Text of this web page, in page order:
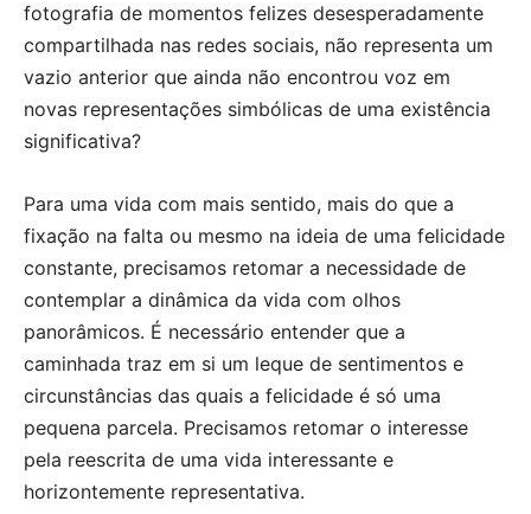
fotografia de momentos felizes desesperadamente
compartilhada nas redes sociais, não representa um
vazio anterior que ainda não encontrou voz em
novas representações simbólicas de uma existência
significativa?
Para uma vida com mais sentido, mais do que a
fixação na falta ou mesmo na ideia de uma felicidade
constante, precisamos retomar a necessidade de
contemplar a dinâmica da vida com olhos
panorâmicos. É necessário entender que a
caminhada traz em si um leque de sentimentos e
circunstâncias das quais a felicidade é só uma
pequena parcela. Precisamos retomar o interesse
pela reescrita de uma vida interessante e
horizontemente representativa.